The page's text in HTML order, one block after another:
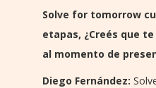
Solve for tomorrow
etapas, ¿Creés que
al momento de
Diego Fernández: